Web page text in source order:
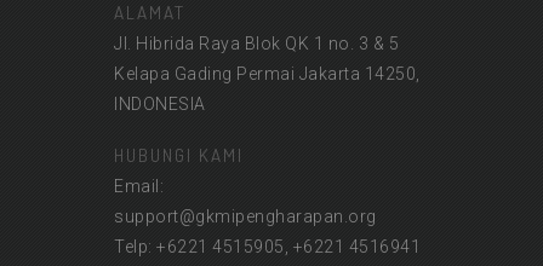
ALAMAT
Jl. Hibrida Raya Blok QK 1 no. 3 & 5
Kelapa Gading Permai Jakarta 14250,
INDONESIA
HUBUNGI KAMI
Email:
support@gkmipengharapan.org
Telp: +6221 4515905, +6221 4516941